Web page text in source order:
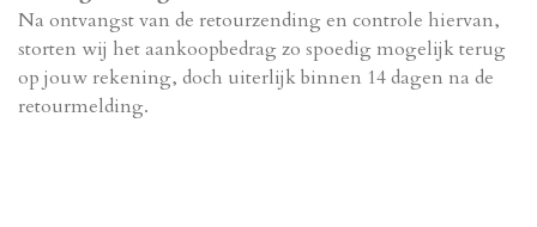
Na ontvangst van de retourzending en controle hiervan,
storten wij het aankoopbedrag zo spoedig mogelijk terug
op jouw rekening, doch uiterlijk binnen 14 dagen na de
retourmelding.